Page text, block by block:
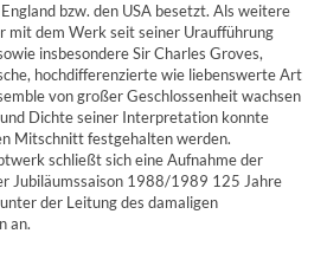
bzw. den USA besetzt. Als weitere
mit dem Werk seit seiner Uraufführung
insbesondere Sir Charles Groves,
hochdifferenzierte wie liebenswerte Art
von großer Geschlossenheit wachsen
Dichte seiner Interpretation konnte
Mitschnitt festgehalten werden.
schließt sich eine Aufnahme der
Jubiläumssaison 1988/1989 125 Jahre
der Leitung des damaligen
an.